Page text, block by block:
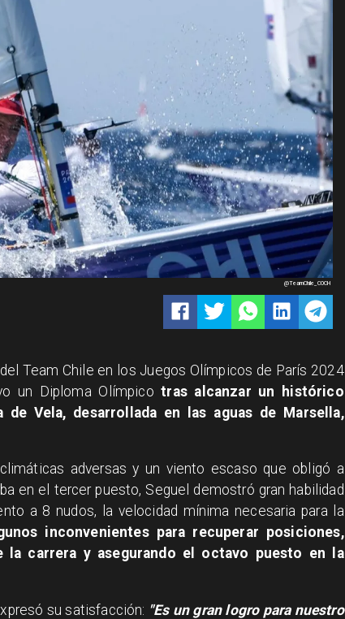
@TeamChile_COCH
Team Chile en los Juegos Olímpicos de París 2024
un Diploma Olímpico tras alcanzar un histórico
Vela, desarrollada en las aguas de Marsella,
adversas y un viento escaso que obligó a
en el tercer puesto, Seguel demostró gran habilidad
a 8 nudos, la velocidad mínima necesaria para la
inconvenientes para recuperar posiciones,
carrera y asegurando el octavo puesto en la
su satisfacción: "Es un gran logro para nuestro